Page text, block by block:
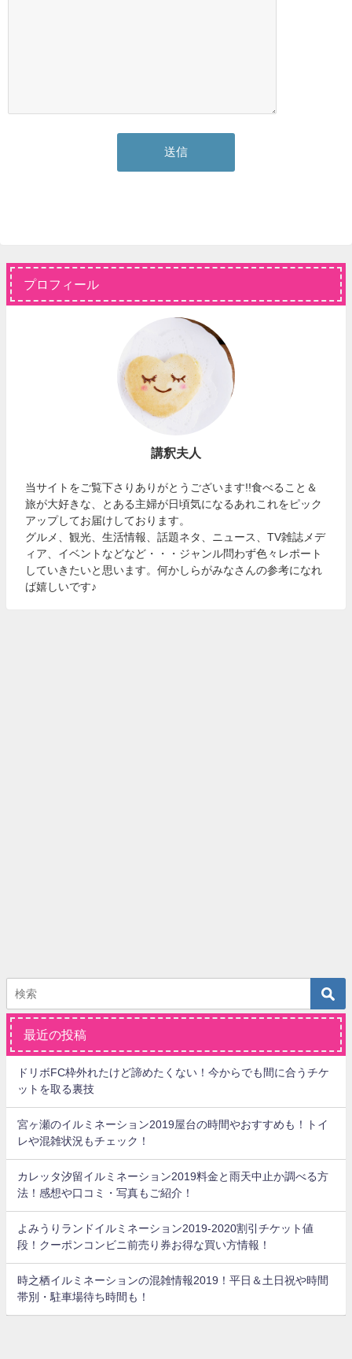
プロフィール
講釈夫人
当サイトをご覧下さりありがとうございます!!食べること＆
旅が大好きな、とある主婦が日頃気になるあれこれをピック
アップしてお届けしております。
グルメ、観光、生活情報、話題ネタ、ニュース、TV雑誌メデ
ィア、イベントなどなど・・・ジャンル問わず色々レポート
していきたいと思います。何かしらがみなさんの参考になれ
ば嬉しいです♪
最近の投稿
ドリボFC枠外れたけど諦めたくない！今からでも間に合うチケ
ットを取る裏技
宮ヶ瀬のイルミネーション2019屋台の時間やおすすめも！トイ
レや混雑状況もチェック！
カレッタ汐留イルミネーション2019料金と雨天中止か調べる方
法！感想や口コミ・写真もご紹介！
よみうりランドイルミネーション2019-2020割引チケット値
段！クーポンコンビニ前売り券お得な買い方情報！
時之栖イルミネーションの混雑情報2019！平日＆土日祝や時間
帯別・駐車場待ち時間も！